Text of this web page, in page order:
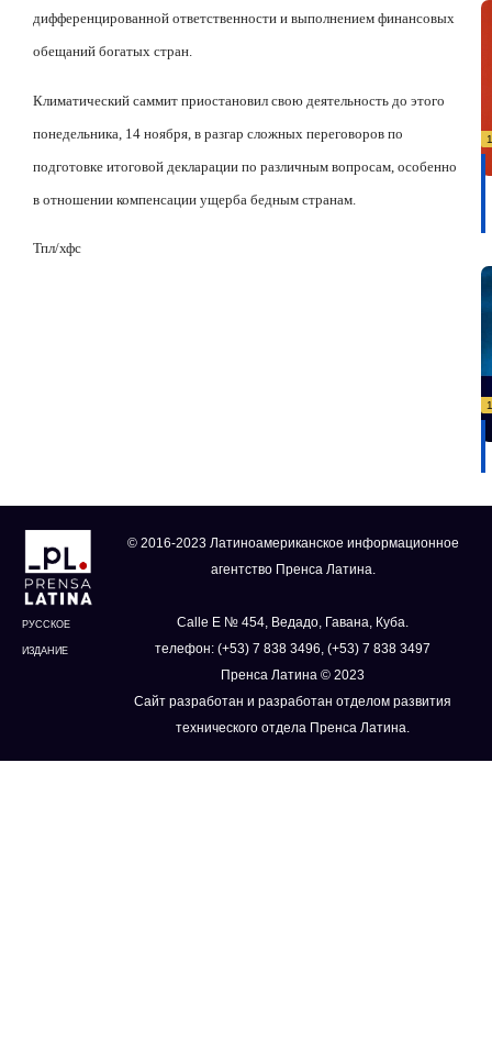
дифференцированной ответственности и выполнением финансовых
обещаний богатых стран.
Климатический саммит приостановил свою деятельность до этого
понедельника, 14 ноября, в разгар сложных переговоров по
подготовке итоговой декларации по различным вопросам, особенно
в отношении компенсации ущерба бедным странам.
Тпл/хфс
РУССКОЕ
ИЗДАНИЕ
© 2016-2023 Латиноамериканское информационное
агентство Пренса Латина.
Calle E № 454, Ведадо, Гавана, Куба.
телефон: (+53) 7 838 3496, (+53) 7 838 3497
Пренса Латина © 2023
Сайт разработан и разработан отделом развития
технического отдела Пренса Латина.